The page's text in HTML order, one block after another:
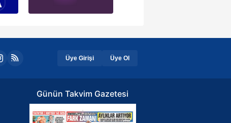
Üye Girişi Üye Ol
Günün Takvim Gazetesi